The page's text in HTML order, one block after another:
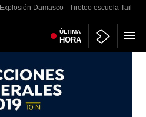
Explosión Damasco Tiroteo escuela
ÚLTIMA
HORA